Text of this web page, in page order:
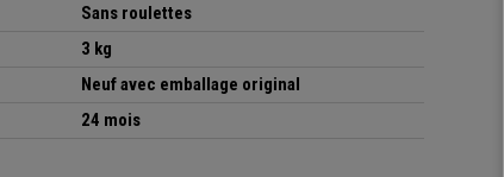
Sans roulettes
3 kg
Neuf avec emballage original
24 mois